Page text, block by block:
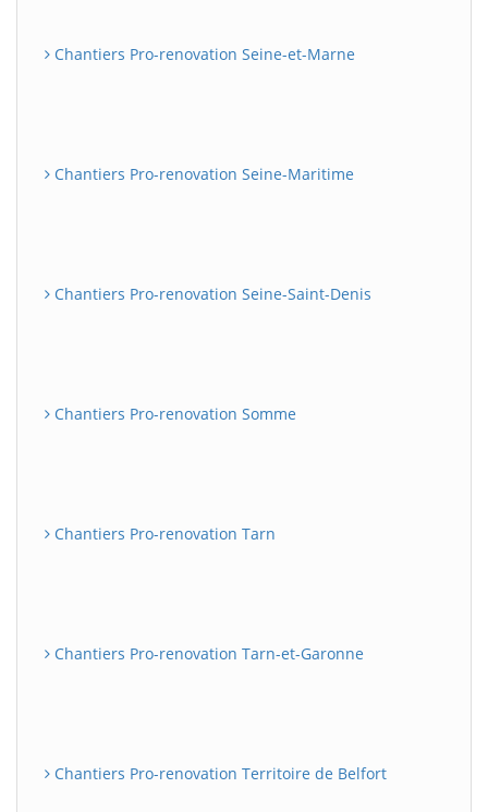
Chantiers Pro-renovation Seine-et-Marne
Chantiers Pro-renovation Seine-Maritime
Chantiers Pro-renovation Seine-Saint-Denis
Chantiers Pro-renovation Somme
Chantiers Pro-renovation Tarn
Chantiers Pro-renovation Tarn-et-Garonne
Chantiers Pro-renovation Territoire de Belfort